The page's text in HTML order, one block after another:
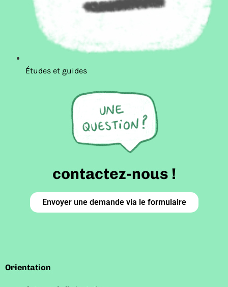
Études et guides
contactez-nous !
Envoyer une demande via le formulaire
Orientation